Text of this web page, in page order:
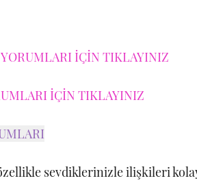
İÇİN TIKLAYINIZ
İÇİN TIKLAYINIZ
özellikle sevdiklerinizle ilişkileri